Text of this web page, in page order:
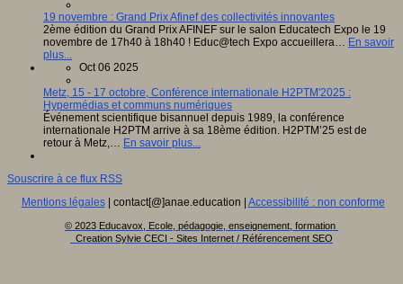
19 novembre : Grand Prix Afinef des collectivités innovantes
2ème édition du Grand Prix AFINEF sur le salon Educatech Expo le 19
novembre de 17h40 à 18h40 ! Educ@tech Expo accueillera… En savoir
plus...
Oct 06 2025
Metz, 15 - 17 octobre, Conférence internationale H2PTM'2025 :
Hypermédias et communs numériques
Événement scientifique bisannuel depuis 1989, la conférence
internationale H2PTM arrive à sa 18ème édition. H2PTM’25 est de
retour à Metz,… En savoir plus...
Souscrire à ce flux RSS
Mentions légales| contact[@]anae.education | Accessibilité : non conforme
© 2023 Educavox, Ecole, pédagogie, enseignement, formation
Creation Sylvie CECI - Sites Internet / Référencement SEO